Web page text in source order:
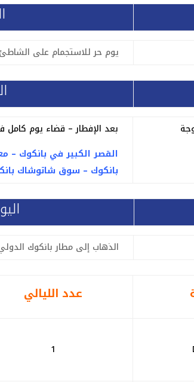
يوم حر للاستجمام على الشاطئ
بعد الإفطار – قضاء يوم كامل
القصر الكبير في بانكوك –
بانكوك – سوق شاتوشاك
الذهاب إلى مطار بانكوك
عدد الليالي
1